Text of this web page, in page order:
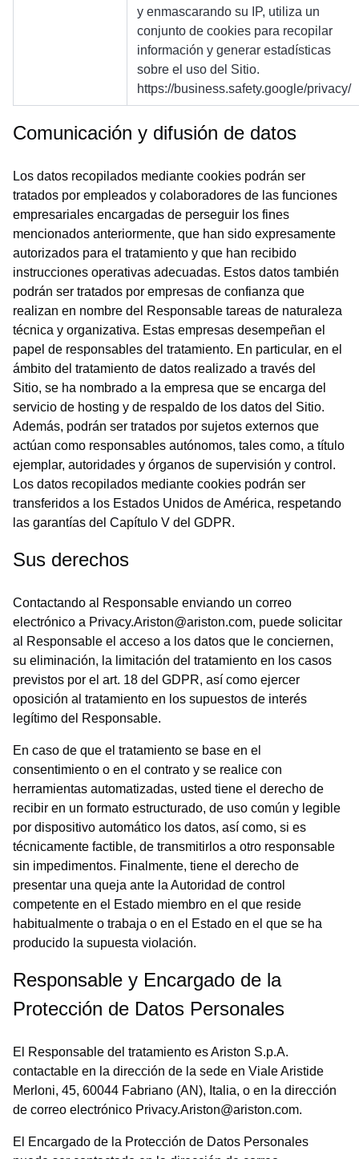
y enmascarando su IP, utiliza un
conjunto de cookies para recopilar
información y generar estadísticas
sobre el uso del Sitio.
https://business.safety.google/privacy/
Comunicación y difusión de datos
Los datos recopilados mediante cookies podrán ser
tratados por empleados y colaboradores de las funciones
empresariales encargadas de perseguir los fines
mencionados anteriormente, que han sido expresamente
autorizados para el tratamiento y que han recibido
instrucciones operativas adecuadas. Estos datos también
podrán ser tratados por empresas de confianza que
realizan en nombre del Responsable tareas de naturaleza
técnica y organizativa. Estas empresas desempeñan el
papel de responsables del tratamiento. En particular, en el
ámbito del tratamiento de datos realizado a través del
Sitio, se ha nombrado a la empresa que se encarga del
servicio de hosting y de respaldo de los datos del Sitio.
Además, podrán ser tratados por sujetos externos que
actúan como responsables autónomos, tales como, a título
ejemplar, autoridades y órganos de supervisión y control.
Los datos recopilados mediante cookies podrán ser
transferidos a los Estados Unidos de América, respetando
las garantías del Capítulo V del GDPR.
Sus derechos
Contactando al Responsable enviando un correo
electrónico a Privacy.Ariston@ariston.com, puede solicitar
al Responsable el acceso a los datos que le conciernen,
su eliminación, la limitación del tratamiento en los casos
previstos por el art. 18 del GDPR, así como ejercer
oposición al tratamiento en los supuestos de interés
legítimo del Responsable.
En caso de que el tratamiento se base en el
consentimiento o en el contrato y se realice con
herramientas automatizadas, usted tiene el derecho de
recibir en un formato estructurado, de uso común y legible
por dispositivo automático los datos, así como, si es
técnicamente factible, de transmitirlos a otro responsable
sin impedimentos. Finalmente, tiene el derecho de
presentar una queja ante la Autoridad de control
competente en el Estado miembro en el que reside
habitualmente o trabaja o en el Estado en el que se ha
producido la supuesta violación.
Responsable y Encargado de la
Protección de Datos Personales
El Responsable del tratamiento es Ariston S.p.A.
contactable en la dirección de la sede en Viale Aristide
Merloni, 45, 60044 Fabriano (AN), Italia, o en la dirección
de correo electrónico Privacy.Ariston@ariston.com.
El Encargado de la Protección de Datos Personales